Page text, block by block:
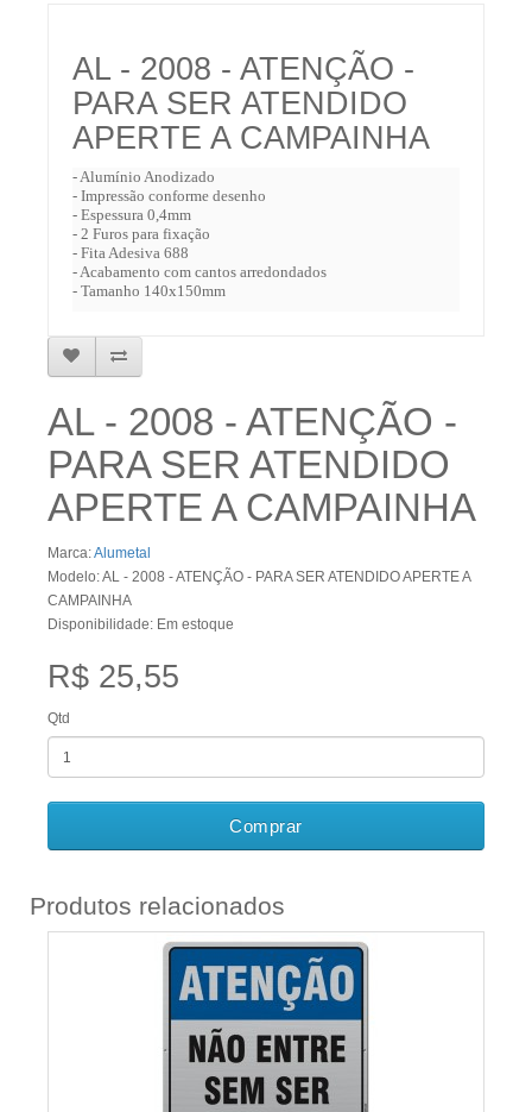
AL - 2008 - ATENÇÃO -
PARA SER ATENDIDO
APERTE A CAMPAINHA
- Alumínio Anodizado
- Impressão conforme desenho
- Espessura 0,4mm
- 2 Furos para fixação
- Fita Adesiva 688
- Acabamento com cantos arredondados
- Tamanho 140x150mm
AL - 2008 - ATENÇÃO -
PARA SER ATENDIDO
APERTE A CAMPAINHA
Marca:Alumetal
Modelo: AL - 2008 - ATENÇÃO - PARA SER ATENDIDO APERTE A
CAMPAINHA
Disponibilidade: Em estoque
R$ 25,55
Qtd
Comprar
Produtos relacionados